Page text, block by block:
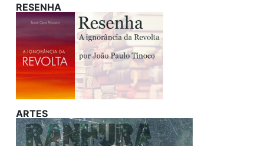
RESENHA
ARTES